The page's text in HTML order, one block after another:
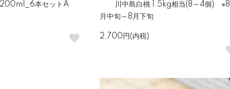
200ml_6本セットA
川中島白桃 1.5kg相当(8～4個) ※8
月中旬～8月下旬
2,700円(内税)